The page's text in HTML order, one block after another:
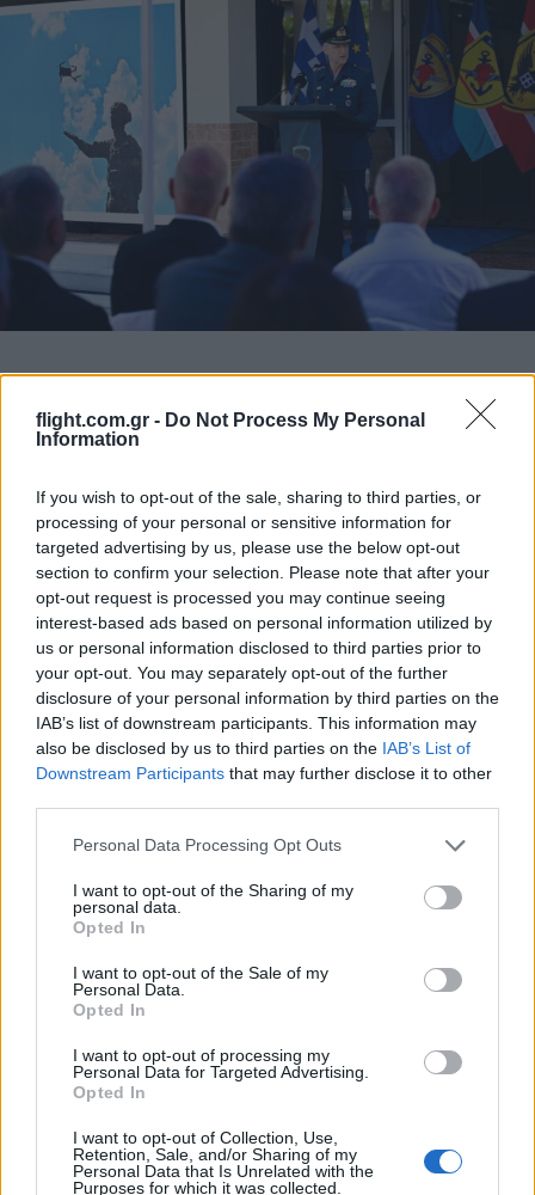
flight.com.gr - Do Not Process My Personal
Information
If you wish to opt-out of the sale, sharing to third parties, or
processing of your personal or sensitive information for
targeted advertising by us, please use the below opt-out
section to confirm your selection. Please note that after your
opt-out request is processed you may continue seeing
interest-based ads based on personal information utilized by
us or personal information disclosed to third parties prior to
your opt-out. You may separately opt-out of the further
disclosure of your personal information by third parties on the
IAB’s list of downstream participants. This information may
also be disclosed by us to third parties on the IAB’s List of
Downstream Participants that may further disclose it to other
Please note that this website/app uses one or more Google
not limited to your visit or usage behaviour. You may click to
grant or deny consent to Google and its third-party tags to
use your data for below specified purposes in below Google
consent section.
Personal Data Processing Opt Outs
I want to opt-out of the Sharing of my
personal data.
Opted In
I want to opt-out of the Sale of my
Personal Data.
Opted In
I want to opt-out of processing my
Personal Data for Targeted Advertising.
Opted In
I want to opt-out of Collection, Use,
Retention, Sale, and/or Sharing of my
Personal Data that Is Unrelated with the
Purposes for which it was collected.
Επίσκεψη Ν. Δένδια στην Περιφέρεια
Πελοποννήσου
συναντήθηκε με τον περιφερειάρχη Δημήτρη Πτωχό.
Σε κοινές δηλώσεις του με τον περιφερειάρχη
Πελοποννήσου, ο υπουργός Εθνικής Αμυνας υπογράμμισε:
“Σήμερα είναι μεγάλη μου χαρά που μετά τα εγκαίνια του
Κέντρου Εκπαίδευσης των Μη Επανδρωμένων στην Τρίπολη,
επισκέφτηκα τον κύριο περιφερειάρχη, Δημήτρη Πτωχό, εδώ
ακριβώς στην έδρα της Περιφέρειας στην Τρίπολη. Είμαι
ευτυχής πρώτον, διότι είχα την ευκαιρία να εκπληρώσω μια
υπόσχεση που έδωσα ακριβώς εδώ, κατά την ημέρα της
Επετείου της ‘Αλωσης της Τρίπολης από τον Θεόδωρο
Κολοκοτρώνη πέρυσι, ότι θα δημιουργηθεί εδώ η
συγκεκριμένη Σχολή Μη Επανδρωμένων Αεροχημάτων. Μια
Σχολή πολύ σημαντική για την «Ατζέντα 2030», τη
μεταρρύθμιση των ελληνικών Ενόπλων Δυνάμεων, τη
μετάβαση στη νέα εποχή.
Από εκεί και πέρα, όμως, είχα την ευχέρεια να μιλήσω με τον